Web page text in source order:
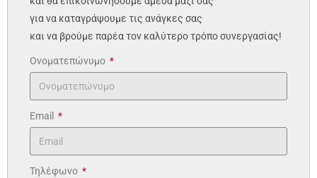
για να καταγράψουμε τις ανάγκες σας
και να βρούμε παρέα τον καλύτερο τρόπο συνεργασίας!
Ονοματεπώνυμο
Email
Τηλέφωνο